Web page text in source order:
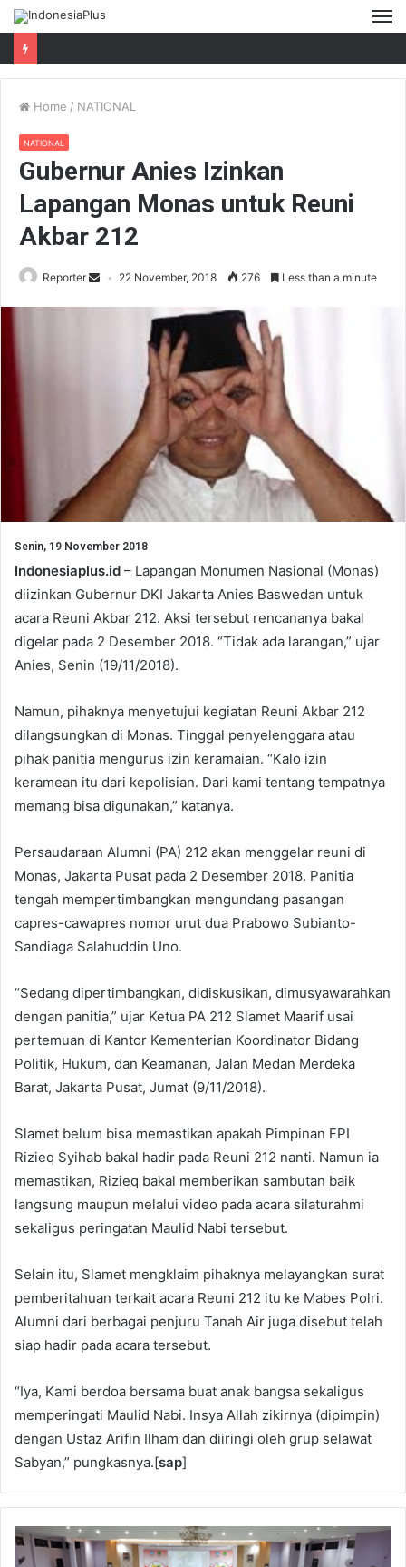
Home / NATIONAL
NATIONAL
Gubernur Anies Izinkan
Lapangan Monas untuk Reuni
Akbar 212
Reporter 22 November, 2018 276 Less than a minute
Senin, 19 November 2018
Indonesiaplus.id – Lapangan Monumen Nasional (Monas)
diizinkan Gubernur DKI Jakarta Anies Baswedan untuk
acara Reuni Akbar 212. Aksi tersebut rencananya bakal
digelar pada 2 Desember 2018. “Tidak ada larangan,” ujar
Anies, Senin (19/11/2018).
Namun, pihaknya menyetujui kegiatan Reuni Akbar 212
dilangsungkan di Monas. Tinggal penyelenggara atau
pihak panitia mengurus izin keramaian. “Kalo izin
keramean itu dari kepolisian. Dari kami tentang tempatnya
memang bisa digunakan,” katanya.
Persaudaraan Alumni (PA) 212 akan menggelar reuni di
Monas, Jakarta Pusat pada 2 Desember 2018. Panitia
tengah mempertimbangkan mengundang pasangan
capres-cawapres nomor urut dua Prabowo Subianto-
Sandiaga Salahuddin Uno.
“Sedang dipertimbangkan, didiskusikan, dimusyawarahkan
dengan panitia,” ujar Ketua PA 212 Slamet Maarif usai
pertemuan di Kantor Kementerian Koordinator Bidang
Politik, Hukum, dan Keamanan, Jalan Medan Merdeka
Barat, Jakarta Pusat, Jumat (9/11/2018).
Slamet belum bisa memastikan apakah Pimpinan FPI
Rizieq Syihab bakal hadir pada Reuni 212 nanti. Namun ia
memastikan, Rizieq bakal memberikan sambutan baik
langsung maupun melalui video pada acara silaturahmi
sekaligus peringatan Maulid Nabi tersebut.
Selain itu, Slamet mengklaim pihaknya melayangkan surat
pemberitahuan terkait acara Reuni 212 itu ke Mabes Polri.
Alumni dari berbagai penjuru Tanah Air juga disebut telah
siap hadir pada acara tersebut.
“Iya, Kami berdoa bersama buat anak bangsa sekaligus
memperingati Maulid Nabi. Insya Allah zikirnya (dipimpin)
dengan Ustaz Arifin Ilham dan diiringi oleh grup selawat
Sabyan,” pungkasnya.[sap]